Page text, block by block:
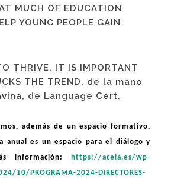
MUCH OF EDUCATION
YOUNG PEOPLE GAIN
THRIVE, IT IS IMPORTANT
THE TREND, de la mano
de Language Cert.
además de un espacio formativo,
anual es un espacio para el diálogo y
información:
https://aceia.es/wp-
10/PROGRAMA-2024-DIRECTORES-